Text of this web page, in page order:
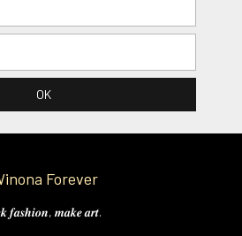
Forever
𝒇𝒂𝒔𝒉𝒊𝒐𝒏, 𝒎𝒂𝒌𝒆 𝒂𝒓𝒕.